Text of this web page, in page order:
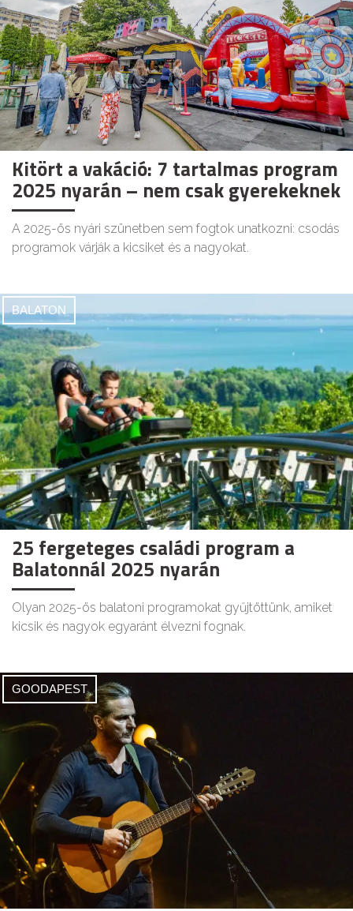
Kitört a vakáció: 7 tartalmas program
2025 nyarán – nem csak gyerekeknek
A 2025-ös nyári szünetben sem fogtok unatkozni: csodás
programok várják a kicsiket és a nagyokat.
BALATON
25 fergeteges családi program a
Balatonnál 2025 nyarán
Olyan 2025-ös balatoni programokat gyűjtöttünk, amiket
kicsik és nagyok egyaránt élvezni fognak.
GOODAPEST